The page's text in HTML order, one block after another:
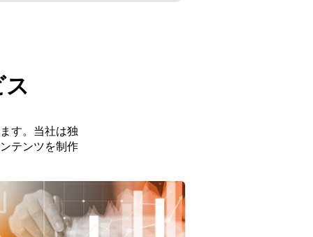
す。当社は独
テンツを制作